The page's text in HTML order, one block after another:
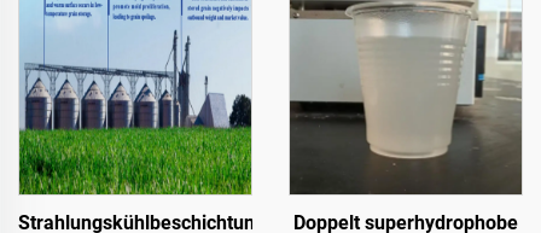
Strahlungskühlbeschichtungen
Doppelt superhydrophobe